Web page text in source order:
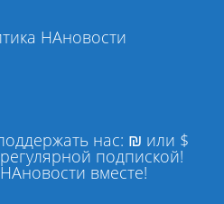
НАновости
нас: ₪ или $
подпиской!
вместе!